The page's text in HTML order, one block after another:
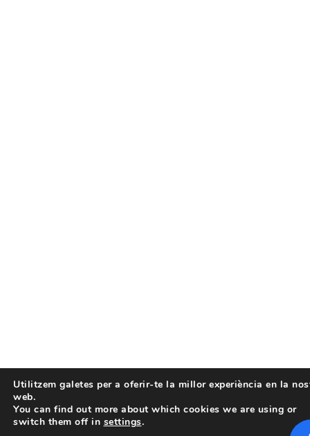
Utilitzem galetes per a oferir-te la millor experiència en la
web.
You can find out more about which cookies we are using or
switch them off in settings.